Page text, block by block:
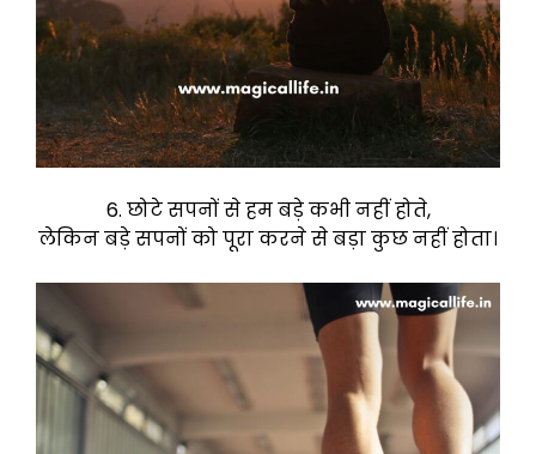
6. छोटे सपनों से हम बड़े कभी नहीं होते,
लेकिन बड़े सपनों को पूरा करने से बड़ा कुछ नहीं होता।